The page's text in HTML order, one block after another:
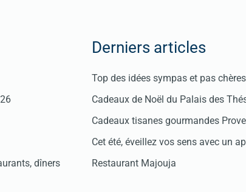
dîners
Derniers articles
Top des idées sympas et pas
Cadeaux de Noël du Palais des
Cadeaux tisanes gourmandes
Cet été, éveillez vos sens avec un
Restaurant Majouja